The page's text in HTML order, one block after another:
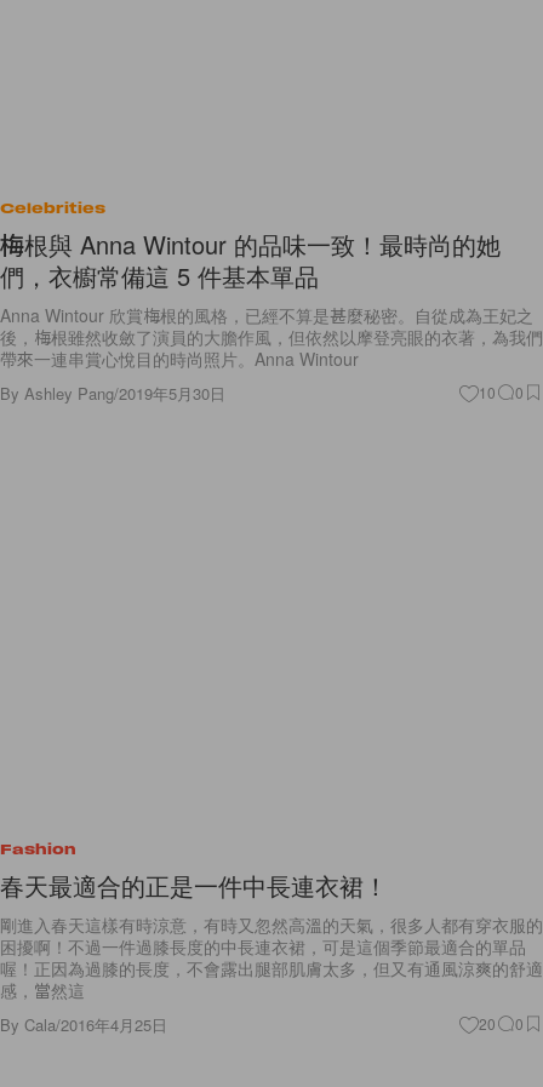
Celebrities
梅根與 Anna Wintour 的品味一致！最時尚的她
們，衣櫥常備這 5 件基本單品
Anna Wintour 欣賞梅根的風格，已經不算是甚麼秘密。自從成為王妃之
後，梅根雖然收斂了演員的大膽作風，但依然以摩登亮眼的衣著，為我們
帶來一連串賞心悅目的時尚照片。Anna Wintour
By Ashley Pang/2019年5月30日 10 0
Fashion
春天最適合的正是一件中長連衣裙！
剛進入春天這樣有時涼意，有時又忽然高溫的天氣，很多人都有穿衣服的
困擾啊！不過一件過膝長度的中長連衣裙，可是這個季節最適合的單品
喔！正因為過膝的長度，不會露出腿部肌膚太多，但又有通風涼爽的舒適
感，當然這
By Cala/2016年4月25日 20 0